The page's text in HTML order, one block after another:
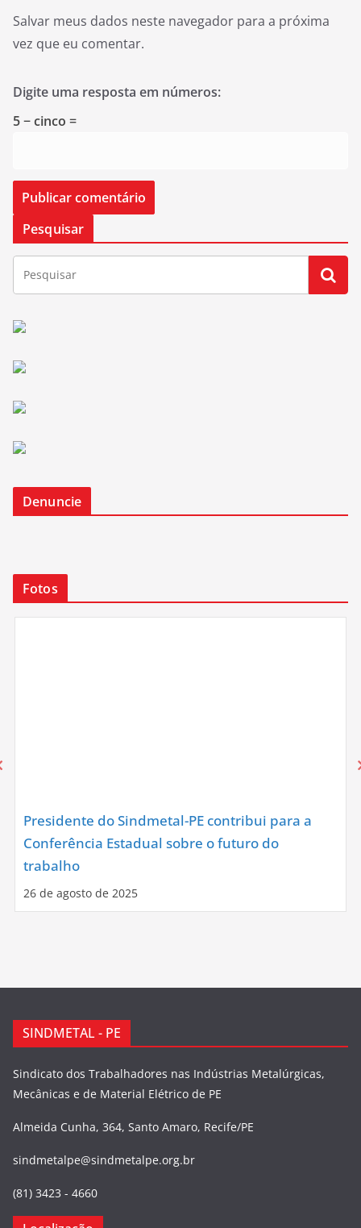
Salvar meus dados neste navegador para a próxima
vez que eu comentar.
Digite uma resposta em números:
5 − cinco =
Pesquisar
Denuncie
Fotos
Presidente do Sindmetal-PE contribui para a
Conferência Estadual sobre o futuro do
trabalho
26 de agosto de 2025
SINDMETAL - PE
Sindicato dos Trabalhadores nas Indústrias Metalúrgicas,
Mecânicas e de Material Elétrico de PE
Almeida Cunha, 364, Santo Amaro, Recife/PE
sindmetalpe@sindmetalpe.org.br
(81) 3423 - 4660